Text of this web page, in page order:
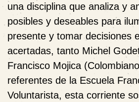
una disciplina que analiza y
posibles y deseables para
presente y tomar decisiones
acertadas, tanto Michel
Francisco Mojica
referentes de la Escuela
Voluntarista, esta corriente